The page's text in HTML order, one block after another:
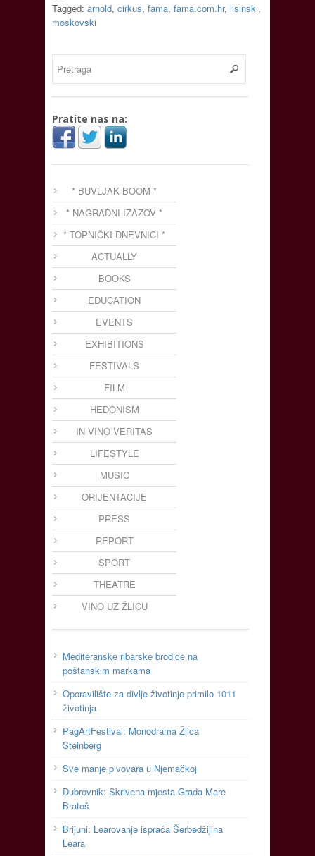
Tagged: arnold, cirkus, fama, fama.com.hr, lisinski,
moskovski
Pratite nas na:
* BUVLJAK BOOM *
* NAGRADNI IZAZOV *
* TOPNIČKI DNEVNICI *
ACTUALLY
BOOKS
EDUCATION
EVENTS
EXHIBITIONS
FESTIVALS
FILM
HEDONISM
IN VINO VERITAS
LIFESTYLE
MUSIC
ORIJENTACIJE
PRESS
REPORT
SPORT
THEATRE
VINO UZ ŽLICU
Mediteranske ribarske brodice na
poštanskim markama
Oporavilište za divlje životinje primilo 1011
životinja
PagArtFestival: Monodrama Žlica
Steinberg
Sve manje pivovara u Njemačkoj
Dubrovnik: Skrivena mjesta Grada Mare
Bratoš
Brijuni: Learovanje ispraća Šerbedžijina
Leara